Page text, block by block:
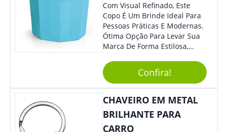
Com Visual Refinado, Este
Copo É Um Brinde Ideal Para
Pessoas Práticas E Modernas.
Ótima Opção Para Levar Sua
Marca De Forma Estilosa,
Empresa Em Eventos,
Reuniões Corporativas Ou Até
Mesmo Para Presentear
Colaboradores.
Confira!
CHAVEIRO EM METAL
BRILHANTE PARA
CARRO